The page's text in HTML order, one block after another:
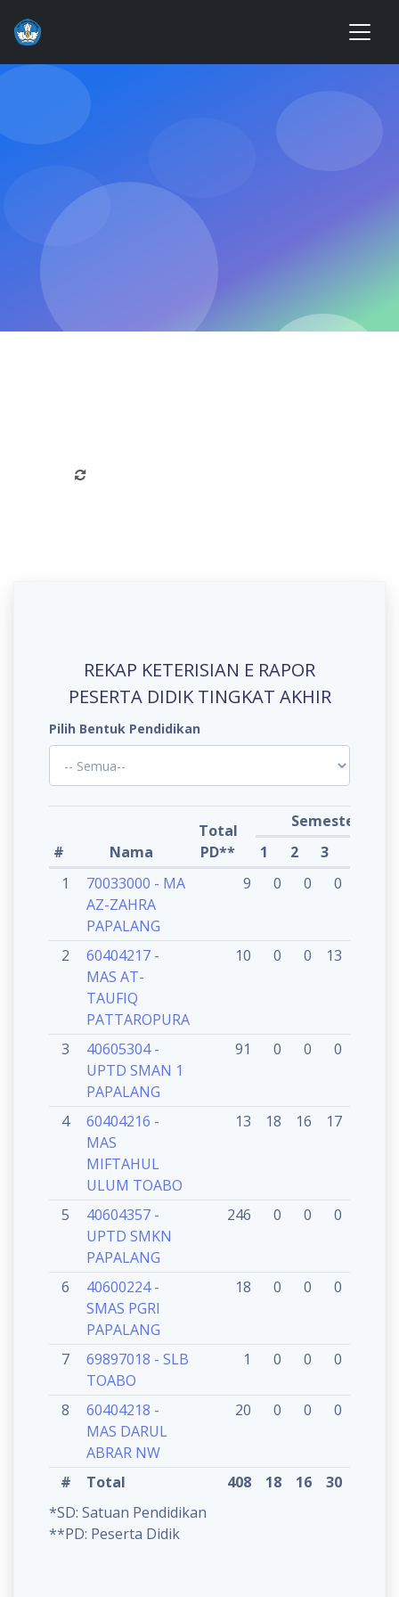
REKAP KETERISIAN E RAPOR
PESERTA DIDIK TINGKAT AKHIR
Pilih Bentuk Pendidikan
# Nama
Total
PD**
Semester
1
2 3
1
70033000 - MA
AZ-ZAHRA
PAPALANG
9 0 0 0
2
60404217 -
MAS AT-
TAUFIQ
PATTAROPURA
10 0 0 13
3
40605304 -
UPTD SMAN 1
PAPALANG
91 0 0 0
4
60404216 -
MAS
MIFTAHUL
ULUM TOABO
13 18 16 17
5
40604357 -
UPTD SMKN
PAPALANG
246 0 0 0
6
40600224 -
SMAS PGRI
PAPALANG
18 0 0 0
7
69897018 - SLB
TOABO
1 0 0 0
8
60404218 -
MAS DARUL
ABRAR NW
20 0 0 0
# Total 408 18 16 30
*SD: Satuan Pendidikan
**PD: Peserta Didik